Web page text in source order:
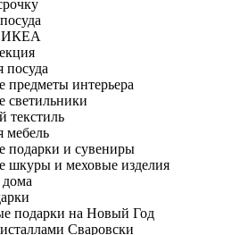
ИКЕА
посуда
предметы интерьера
светильники
текстиль
мебель
подарки и сувениры
шкуры и меховые изделия
подарки на Новый Год
Сваровски